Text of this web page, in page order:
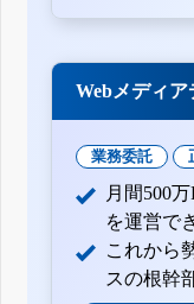
Webメディ
業務委託
月間500
を運営で
これから
スの根幹